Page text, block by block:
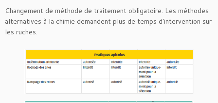
Changement de méthode de traitement obligatoire. Les méthodes
alternatives à la chimie demandent plus de temps d’intervention sur
les ruches.